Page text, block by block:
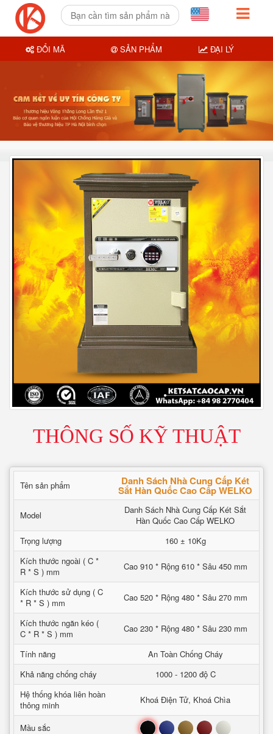
THÔNG SỐ KỸ THUẬT
Tên sản phẩm Danh Sách Nhà Cung Cấp Két
Sắt Hàn Quốc Cao Cấp WELKO
Model
Danh Sách Nhà Cung Cấp Két Sắt
Hàn Quốc Cao Cấp WELKO
Trọng lượng
160 ± 10Kg
Kích thước ngoài ( C *
R * S ) mm
Cao 910 * Rộng 610 * Sâu 450 mm
Kích thước sử dụng ( C
* R * S ) mm
Cao 520 * Rộng 480 * Sâu 270 mm
Kích thước ngăn kéo (
C * R * S ) mm
Cao 230 * Rộng 480 * Sâu 230 mm
Tính năng
An Toàn Chống Cháy
Khả năng chống cháy
1000 - 1200 độ C
Hệ thống khóa liên hoàn
thông minh
Khoá Điện Tử, Khoá Chìa
Mầu sắc Đen Xanh Nâu Đỏ Trắng
ĐỔI MÃ SẢN PHẨM ĐẠI LÝ